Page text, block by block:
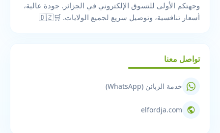
وجهتكم الأولى للتسوق الإلكتروني في الجزائر. جودة عالية،
أسعار تنافسية، وتوصيل سريع لجميع الولايات. 🛒🇩🇿
تواصل معنا
خدمة الزبائن (WhatsApp)
elfordja.com